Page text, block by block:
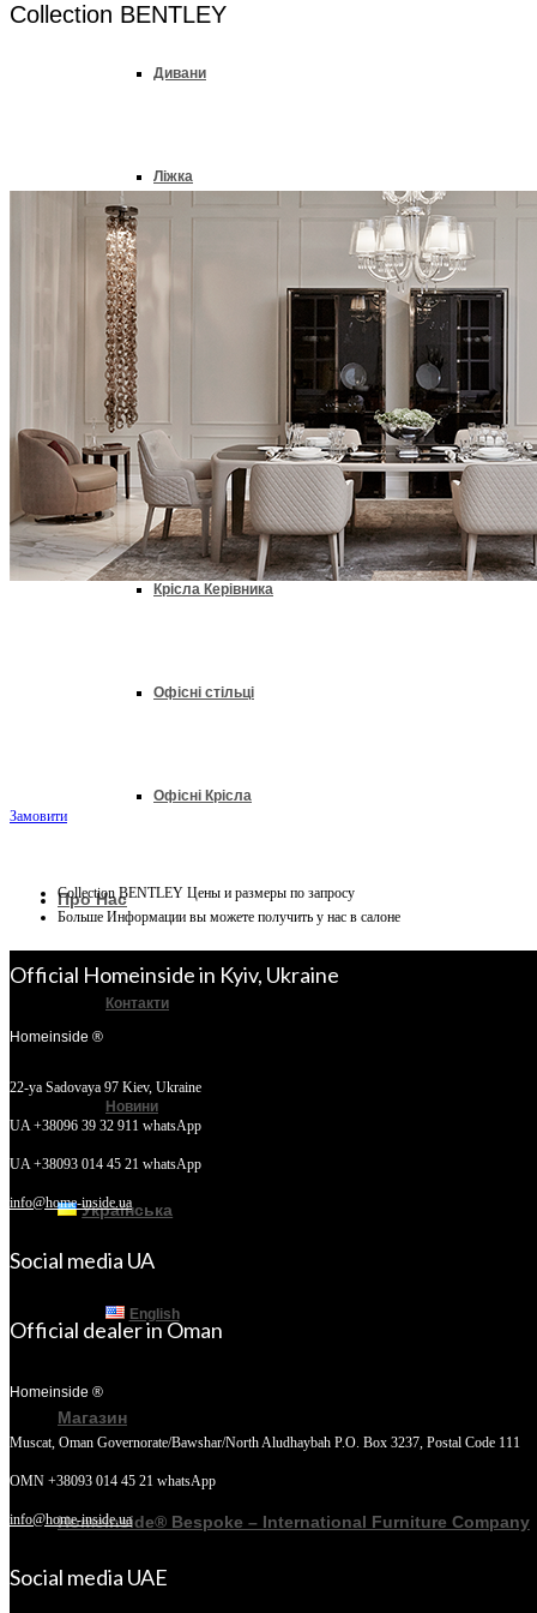
Дивани
Ліжка
Офіс & Кабінет
Конференц Столи
Крісла Керівника
Офісні стільці
Офісні Крісла
Про Нас
Контакти
Новини
Українська
English
Магазин
Homeinside® Bespoke – International Furniture Company
Collection BENTLEY
Замовити
Collection BENTLEY Цены и размеры по запросу
Больше Информации вы можете получить у нас в салоне
Official Homeinside in Kyiv, Ukraine
Homeinside ®
22-ya Sadovaya 97 Kiev, Ukraine
UA +38096 39 32 911 whatsApp
UA +38093 014 45 21 whatsApp
info@home-inside.ua
Social media UA
Official dealer in Oman
Homeinside ®
Muscat, Oman Governorate/Bawshar/North Aludhaybah P.O. Box 3237, Postal Code 111
OMN +38093 014 45 21 whatsApp
info@home-inside.ua
Social media UAE